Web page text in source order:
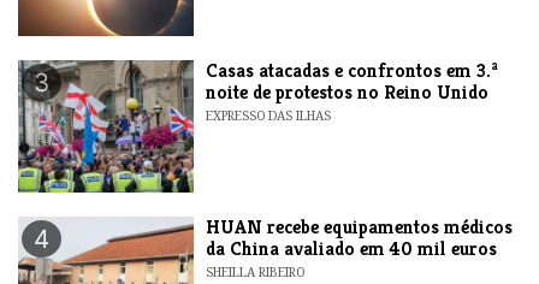
3
Casas atacadas e confrontos em 3.ª
noite de protestos no Reino Unido
EXPRESSO DAS ILHAS
4
HUAN recebe equipamentos médicos
da China avaliado em 40 mil euros
SHEILLA RIBEIRO